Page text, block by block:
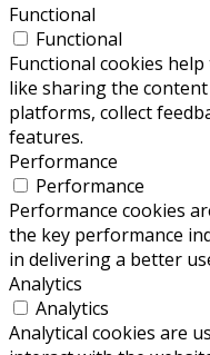
Functional
Functional
Functional cookies
like sharing the
platforms, collect
features.
Performance
Performance
Performance cookies
the key performance
in delivering a better
Analytics
Analytics
Analytical cookies are